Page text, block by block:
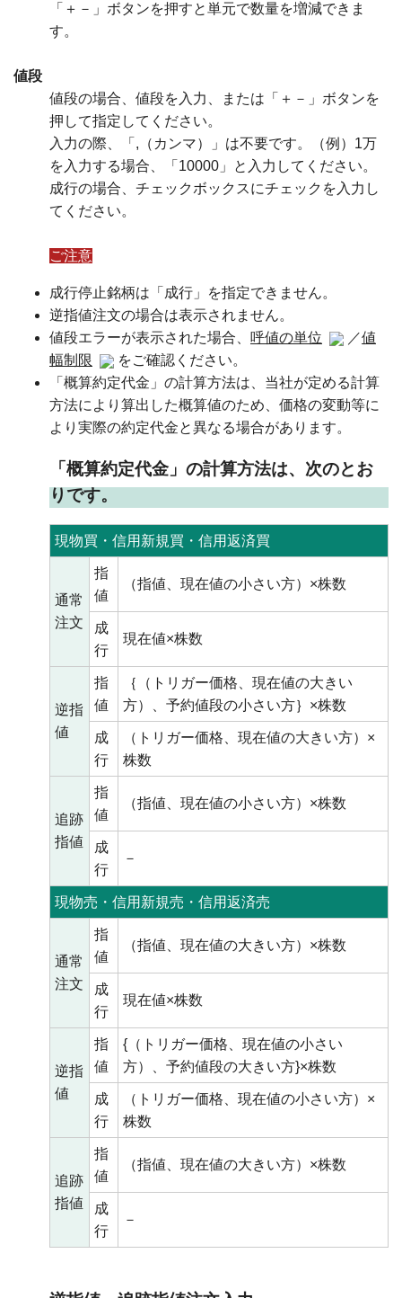
「＋－」ボタンを押すと単元で数量を増減できま
す。
値段
値段の場合、値段を入力、または「＋－」ボタンを
押して指定してください。
入力の際、「,（カンマ）」は不要です。（例）1万
を入力する場合、「10000」と入力してください。
成行の場合、チェックボックスにチェックを入力し
てください。
ご注意
成行停止銘柄は「成行」を指定できません。
逆指値注文の場合は表示されません。
値段エラーが表示された場合、 呼値の単位 ／値
幅制限
をご確認ください。
「概算約定代金」の計算方法は、当社が定める計算
方法により算出した概算値のため、価格の変動等に
より実際の約定代金と異なる場合があります。
「概算約定代金」の計算方法は、次のとお
りです。
現物買・信用新規買・信用返済買
通常
注文
指
値
（指値、現在値の小さい方）×株数
成
行
現在値×株数
逆指
値
指
値
｛（トリガー価格、現在値の大きい
方）、予約値段の小さい方｝×株数
成
行
（トリガー価格、現在値の大きい方）×
株数
追跡
指値
指
値
（指値、現在値の小さい方）×株数
成
行
－
現物売・信用新規売・信用返済売
通常
注文
指
値
（指値、現在値の大きい方）×株数
成
行
現在値×株数
逆指
値
指
値
{（トリガー価格、現在値の小さい
方）、予約値段の大きい方}×株数
成
行
（トリガー価格、現在値の小さい方）×
株数
追跡
指値
指
値
（指値、現在値の大きい方）×株数
成
行
－